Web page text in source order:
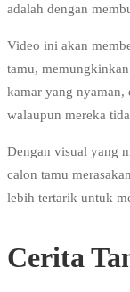
adalah dengan
Video ini akan
tamu,
kamar yang nyaman,
walaupun mereka
Dengan visual yang
calon tamu
lebih tertarik untuk
Cerita